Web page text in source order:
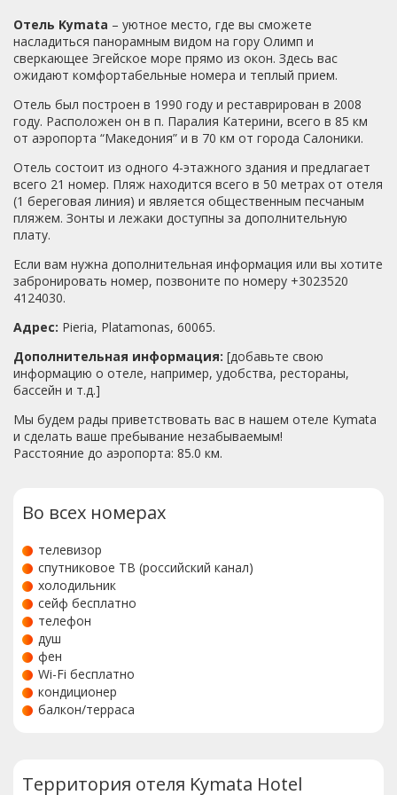
традициями.Исполнилась давняя мечта - посетили
мифическую и загадочную гору Олимп.А до Салоник без
особого труда добрались на скоростном поезде,
который курсирует каждый час:-) В столицу Пиерии
(Паралию-Катерини) также съездили. Небольшой
городок, но очень живой и шумный.В целом греки народ,
который умеет жить и развлекаться.Таверны всегда
заполнены местными жителями: оживленные беседы за
чашечкой кофе или вина не смолкают до утра.Греческие
вечера и танцы:-) Мы влюбились в Грецию!!!И советуем
всем хотя бы раз в жизни посетить эту удивительную
страну!
Отель Kymata – уютное место, где вы сможете
насладиться панорамным видом на гору Олимп и
сверкающее Эгейское море прямо из окон. Здесь вас
ожидают комфортабельные номера и теплый прием.
Отель был построен в 1990 году и реставрирован в 2008
году. Расположен он в п. Паралия Катерини, всего в 85 км
от аэропорта “Македония” и в 70 км от города Салоники.
Отель состоит из одного 4-этажного здания и предлагает
всего 21 номер. Пляж находится всего в 50 метрах от отеля
(1 береговая линия) и является общественным песчаным
пляжем. Зонты и лежаки доступны за дополнительную
плату.
Если вам нужна дополнительная информация или вы хотите
забронировать номер, позвоните по номеру +3023520
4124030.
Адрес: Pieria, Platamonas, 60065.
Дополнительная информация: [добавьте свою
информацию о отеле, например, удобства, рестораны,
бассейн и т.д.]
Мы будем рады приветствовать вас в нашем отеле Kymata
и сделать ваше пребывание незабываемым!
Расстояние до аэропорта: 85.0 км.
Во всех номерах
телевизор
спутниковое ТВ (российский канал)
холодильник
сейф бесплатно
телефон
душ
фен
Wi-Fi бесплатно
кондиционер
балкон/терраса
Территория отеля Kymata Hotel